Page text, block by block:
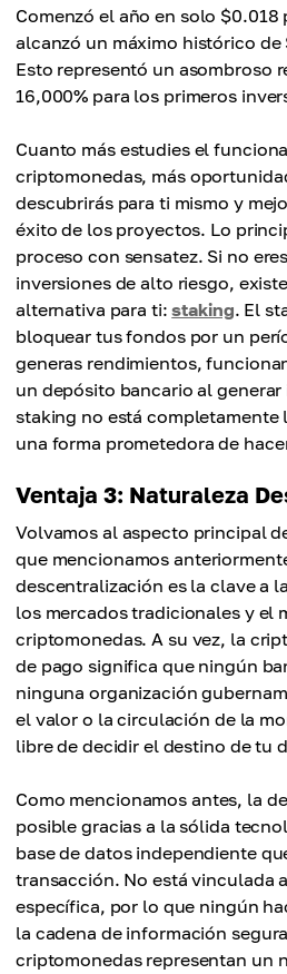
Comenzó el año en solo
alcanzó un máximo histórico de
Esto representó un asombroso
16,000% para los primeros
Cuanto más estudies el
criptomonedas, más
descubrirás para ti mismo y
éxito de los proyectos. Lo
proceso con sensatez. Si no
inversiones de alto riesgo,
alternativa para ti:staking. El
bloquear tus fondos por un
generas rendimientos,
un depósito bancario al
staking no está completamente
una forma prometedora de
Ventaja 3: Naturaleza
Volvamos al aspecto principal
que mencionamos
descentralización es la clave a
los mercados tradicionales y el
criptomonedas. A su vez, la
de pago significa que ningún
ninguna organización
el valor o la circulación de la
libre de decidir el destino de tu
Como mencionamos antes, la
posible gracias a la sólida
base de datos independiente
transacción. No está vinculada
específica, por lo que ningún
la cadena de información
criptomonedas representan un